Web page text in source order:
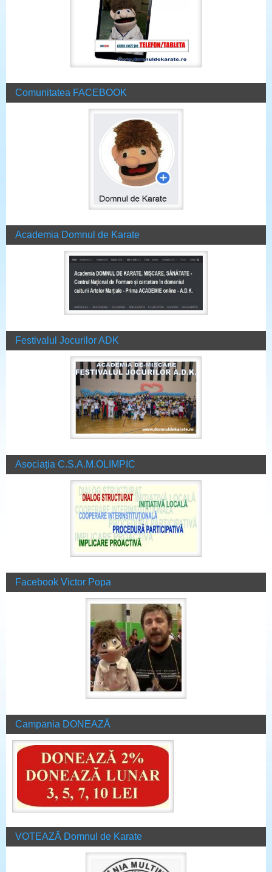
Comunitatea FACEBOOK
Academia Domnul de Karate
Festivalul Jocurilor ADK
Asociația C.S.A.M.OLIMPIC
Facebook Victor Popa
Campania DONEAZĂ
VOTEAZĂ Domnul de Karate